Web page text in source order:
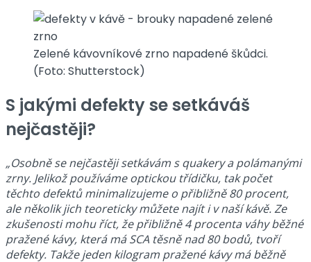
Zelené kávovníkové zrno napadené škůdci.
(Foto: Shutterstock)
S jakými defekty se setkáváš
nejčastěji?
„Osobně se nejčastěji setkávám s quakery a polámanými
zrny. Jelikož používáme optickou třídičku, tak počet
těchto defektů minimalizujeme o přibližně 80 procent,
ale několik jich teoreticky můžete najít i v naší kávě. Ze
zkušenosti mohu říct, že přibližně 4 procenta váhy běžné
pražené kávy, která má SCA těsně nad 80 bodů, tvoří
defekty. Takže jeden kilogram pražené kávy má běžně